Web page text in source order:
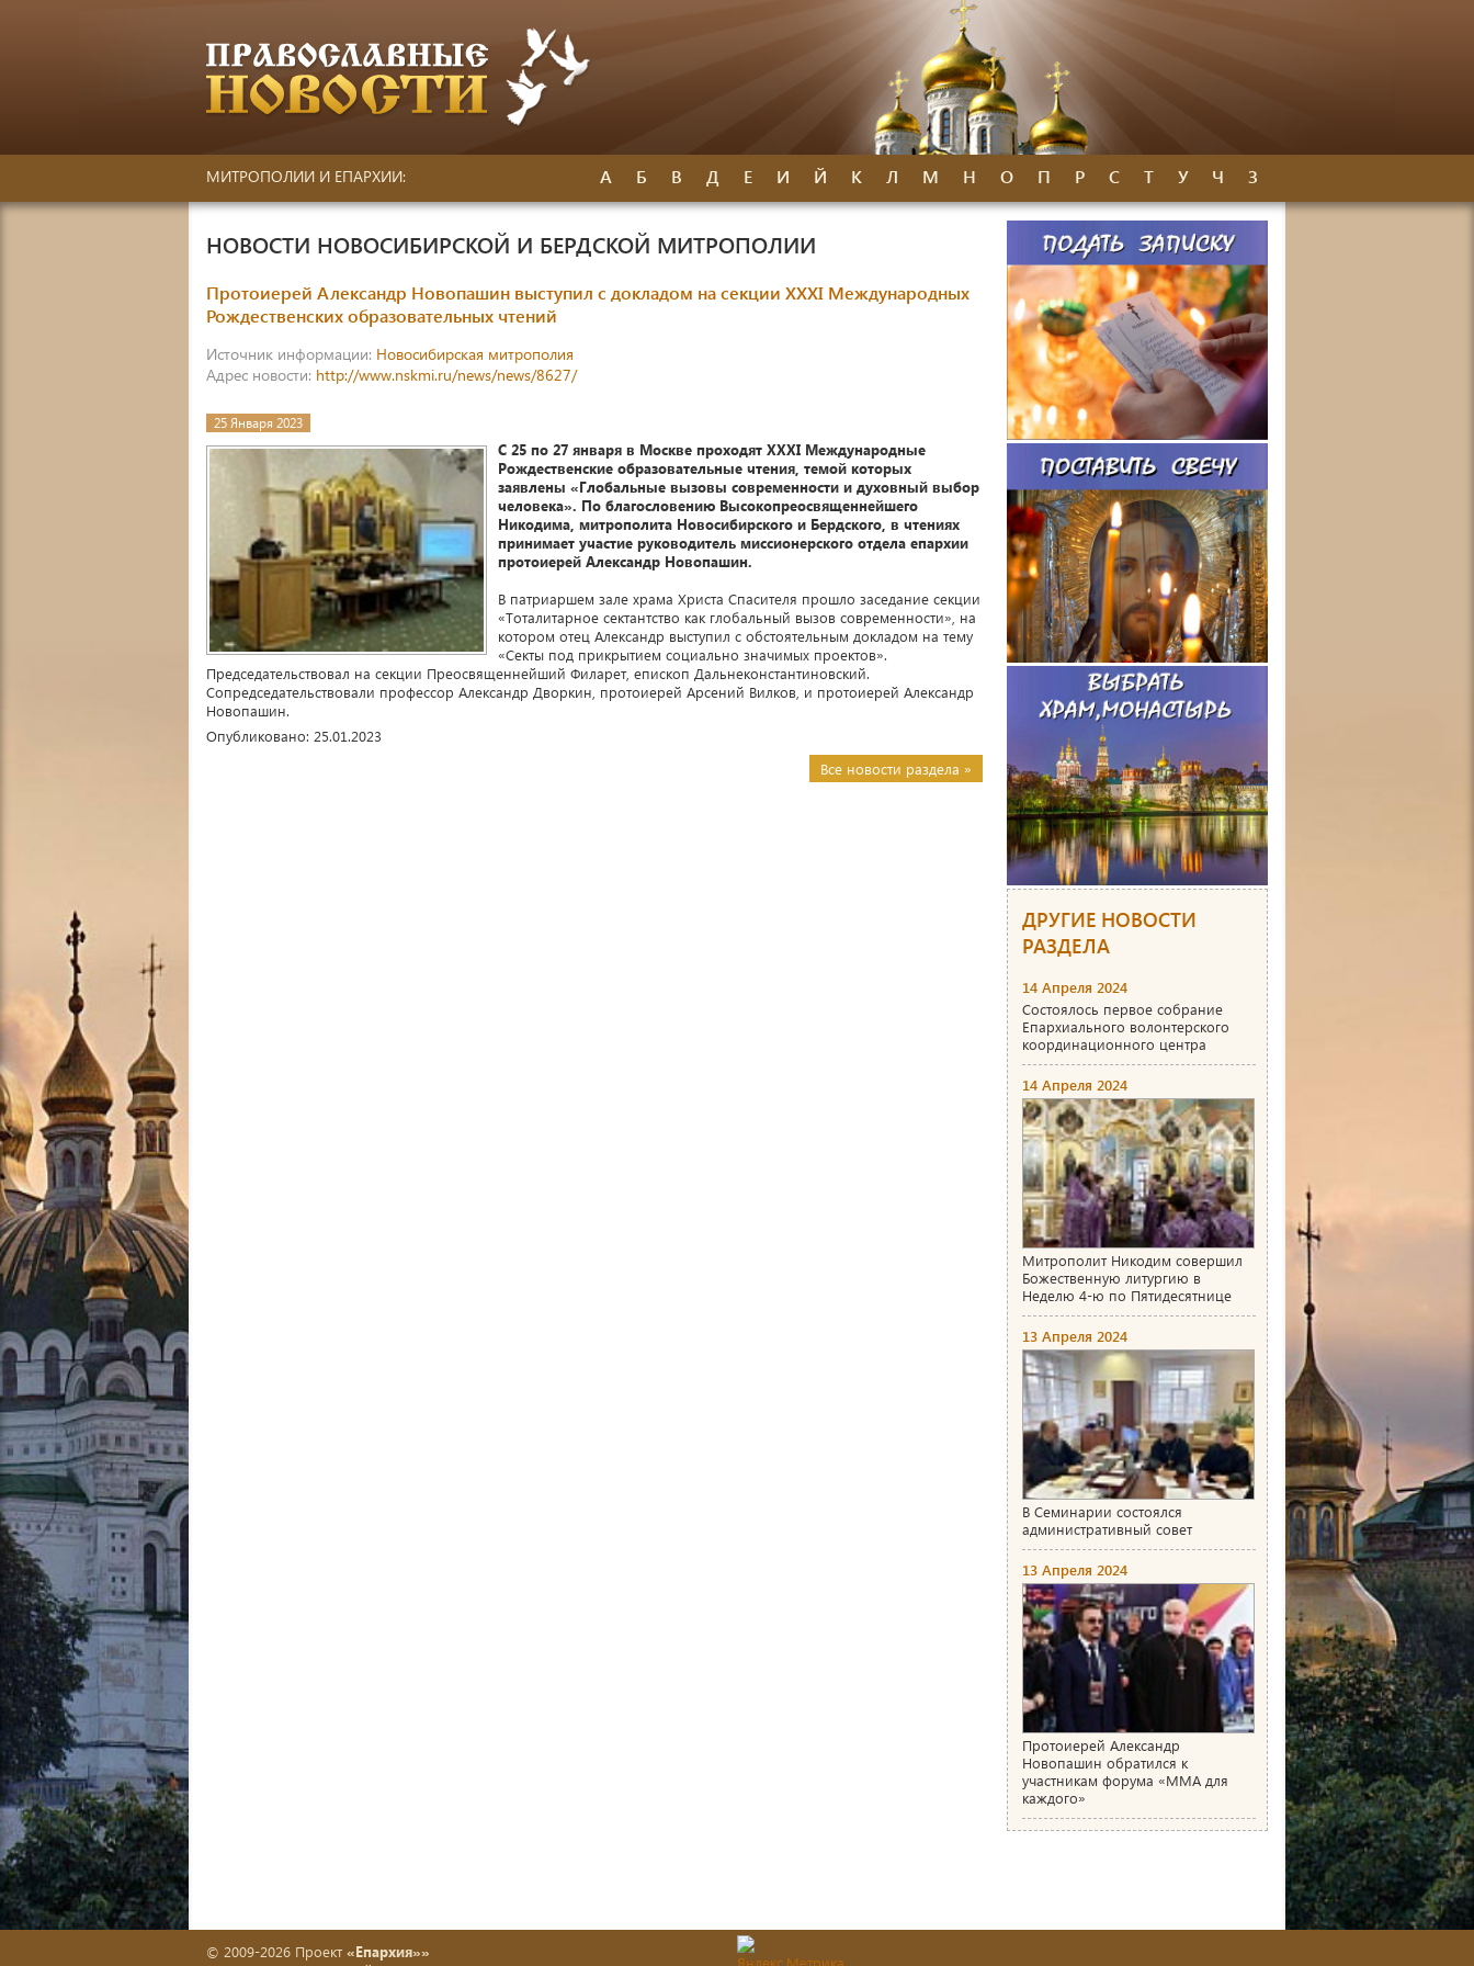
МИТРОПОЛИИ И ЕПАРХИИ: А Б В Д Е И Й К Л М Н О П Р С Т У Ч З
НОВОСТИ НОВОСИБИРСКОЙ И БЕРДСКОЙ МИТРОПОЛИИ
Протоиерей Александр Новопашин выступил с докладом на секции XXXI Международных
Рождественских образовательных чтений
Источник информации: Новосибирская митрополия
Адрес новости: http://www.nskmi.ru/news/news/8627/
25 Января 2023
С 25 по 27 января в Москве проходят XXXI Международные
Рождественские образовательные чтения, темой которых
заявлены «Глобальные вызовы современности и духовный выбор
человека». По благословению Высокопреосвященнейшего
Никодима, митрополита Новосибирского и Бердского, в чтениях
принимает участие руководитель миссионерского отдела епархии
протоиерей Александр Новопашин.
В патриаршем зале храма Христа Спасителя прошло заседание секции
«Тоталитарное сектантство как глобальный вызов современности», на
котором отец Александр выступил с обстоятельным докладом на тему
«Секты под прикрытием социально значимых проектов».
Председательствовал на секции Преосвященнейший Филарет, епископ Дальнеконстантиновский.
Сопредседательствовали профессор Александр Дворкин, протоиерей Арсений Вилков, и протоиерей Александр
Новопашин.
Опубликовано: 25.01.2023
Все новости раздела »
ДРУГИЕ НОВОСТИ
РАЗДЕЛА
14 Апреля 2024
Состоялось первое собрание
Епархиального волонтерского
координационного центра
14 Апреля 2024
Митрополит Никодим совершил
Божественную литургию в
Неделю 4-ю по Пятидесятнице
13 Апреля 2024
В Семинарии состоялся
административный совет
13 Апреля 2024
Протоиерей Александр
Новопашин обратился к
участникам форума «ММА для
каждого»
© 2009-2026 Проект «Епархия»»